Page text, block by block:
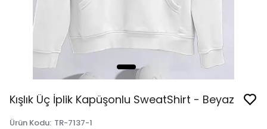
Kışlık Üç İplik Kapüşonlu SweatShirt - Beyaz
Ürün Kodu: TR-7137-1